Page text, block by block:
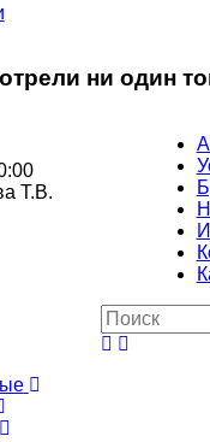
ни один
Т.В.